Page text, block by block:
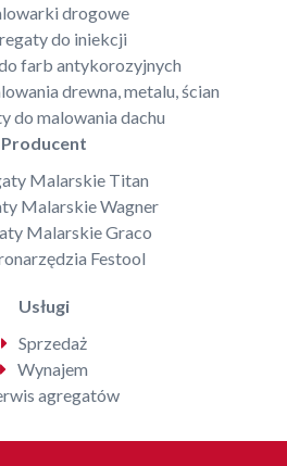
drogowe
do iniekcji
farb antykorozyjnych
drewna, metalu, ścian
do malowania dachu
Producent
Malarskie Titan
Malarskie Wagner
Malarskie Graco
Festool
Usługi
Sprzedaż
Wynajem
agregatów